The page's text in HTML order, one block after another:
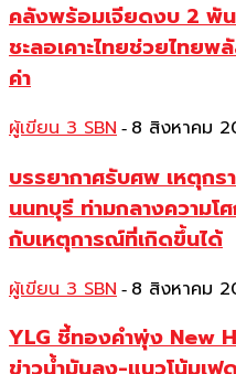
คลังพร้อมเจียดงบ 2 พั
ชะลอเคาะไทยช่วยไทยพ
ค่า
ผู้เขียน 3 SBN - 8 สิงหาคม
บรรยากาศรับศพ เหตุกร
นนทบุรี ท่ามกลางความโศ
กับเหตุการณ์ที่เกิดขึ้นได้
ผู้เขียน 3 SBN - 8 สิงหาคม
YLG ชี้ทองคำพุ่ง New